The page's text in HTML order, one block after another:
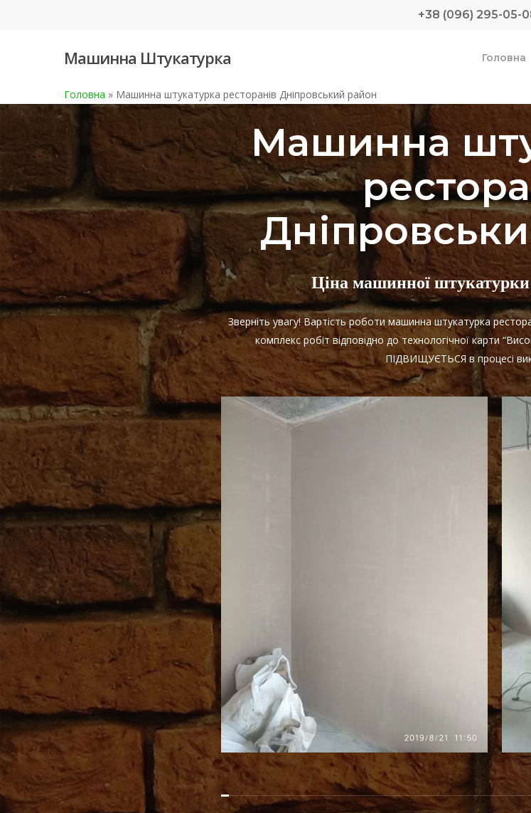
+38 (096) 295-05-
Машинна Штукатурка Головна
Головна » Машинна штукатурка ресторанів Дніпровський район
Машинна
Ціна машинної
Зверніть увагу! Вартість роботи машинна штукатурка
комплекс робіт відповідно до технологічної карти
ПІДВИЩУЄТЬСЯ в процесі